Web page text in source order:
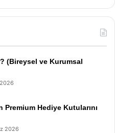
(Bireysel ve Kurumsal
Premium Hediye Kutularını
2026